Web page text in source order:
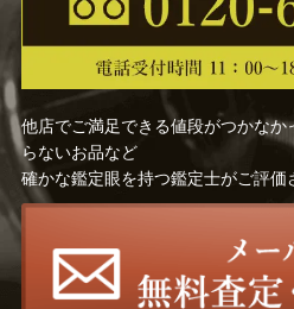
他店でご満足できる値段がつかな
らないお品など
確かな鑑定眼を持つ鑑定士がご評価